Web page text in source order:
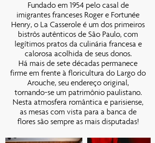
Fundado em 1954 pelo casal de
imigrantes franceses Roger e Fortunée
Henry, o La Casserole é um dos primeiros
bistrôs autênticos de São Paulo, com
legítimos pratos da culinária francesa e
calorosa acolhida de seus donos.
Há mais de sete décadas permanece
firme em frente à floricultura do Largo do
Arouche, seu endereço original,
tornando-se um patrimônio paulistano.
Nesta atmosfera romântica e parisiense,
as mesas com vista para a banca de
flores são sempre as mais disputadas!